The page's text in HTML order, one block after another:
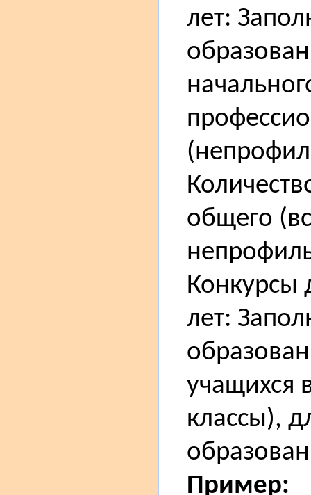
лет:
общего
Конкурсы
лет:
учащихся
классы),
Пример: